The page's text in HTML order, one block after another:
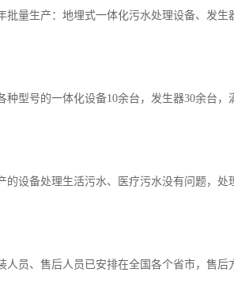
批量生产：地埋式一体化污水处理设备、发
种型号的一体化设备10余台，发生器30余台，
的设备处理生活污水、医疗污水没有问题，
人员、售后人员已安排在全国各个省市，售后